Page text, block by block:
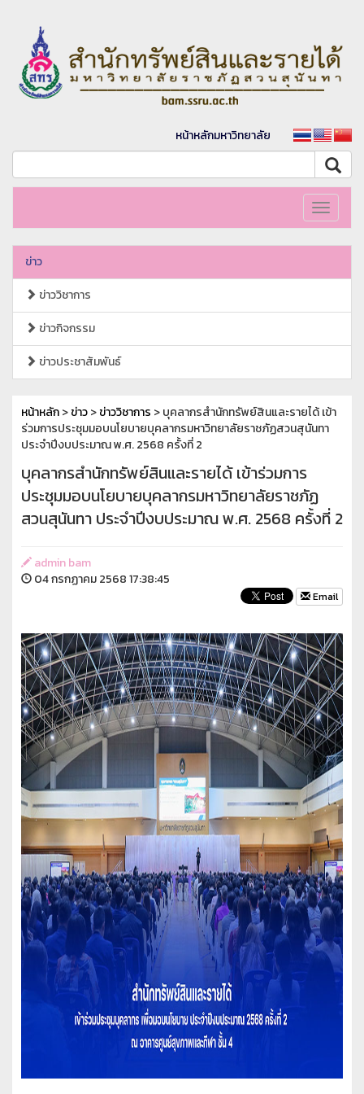
หน้าหลักมหาวิทยาลัย
Toggle
ข่าว
ข่าววิชาการ
ข่าวกิจกรรม
ข่าวประชาสัมพันธ์
หน้าหลัก>ข่าว>ข่าววิชาการ > บุคลากรสำนักทรัพย์สินและรายได้ เข้า
ร่วมการประชุมมอบนโยบายบุคลากรมหาวิทยาลัยราชภัฏสวนสุนันทา
ประจำปีงบประมาณ พ.ศ. 2568 ครั้งที่ 2
บุคลากรสำนักทรัพย์สินและรายได้ เข้าร่วมการ
ประชุมมอบนโยบายบุคลากรมหาวิทยาลัยราชภัฏ
สวนสุนันทา ประจำปีงบประมาณ พ.ศ. 2568 ครั้งที่ 2
admin bam
04 กรกฏาคม 2568 17:38:45
Email